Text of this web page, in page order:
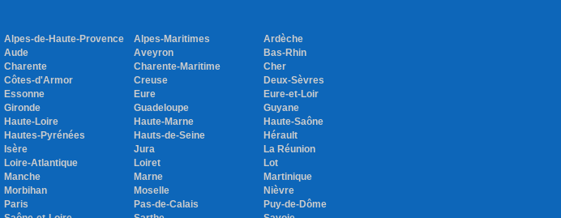
Alpes-de-Haute-Provence Alpes-Maritimes
Ardèche
Aude Aveyron
Bas-Rhin
Charente Charente-Maritime
Cher
Côtes-d'Armor Creuse
Deux-Sèvres
Essonne Eure
Eure-et-Loir
Gironde Guadeloupe
Guyane
Haute-Loire Haute-Marne
Haute-Saône
Hautes-Pyrénées Hauts-de-Seine
Hérault
Isère Jura
La Réunion
Loire-Atlantique Loiret
Lot
Manche Marne
Martinique
Morbihan Moselle
Nièvre
Paris Pas-de-Calais
Puy-de-Dôme